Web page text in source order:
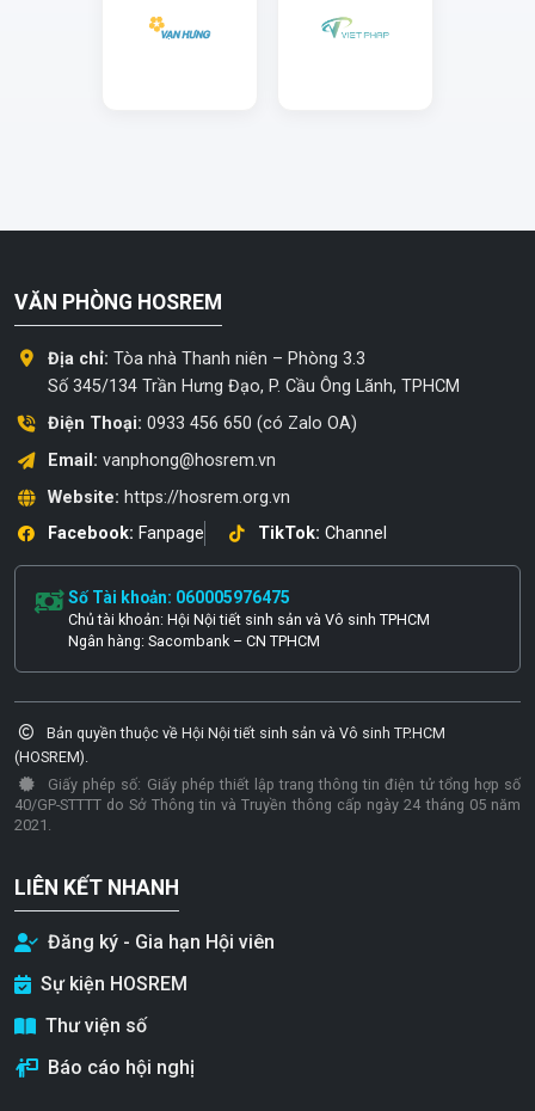
VĂN PHÒNG HOSREM
Địa chỉ: Tòa nhà Thanh niên – Phòng 3.3
Số 345/134 Trần Hưng Đạo, P. Cầu Ông Lãnh, TPHCM
Điện Thoại: 0933 456 650 (có Zalo OA)
Email: vanphong@hosrem.vn
Website: https://hosrem.org.vn
Facebook: Fanpage TikTok: Channel
Số Tài khoản: 060005976475
Chủ tài khoản: Hội Nội tiết sinh sản và Vô sinh TPHCM
Ngân hàng: Sacombank – CN TPHCM
Bản quyền thuộc về Hội Nội tiết sinh sản và Vô sinh TP.HCM
(HOSREM).
Giấy phép số: Giấy phép thiết lập trang thông tin điện tử tổng hợp số
40/GP-STTTT do Sở Thông tin và Truyền thông cấp ngày 24 tháng 05 năm
2021.
LIÊN KẾT NHANH
Đăng ký - Gia hạn Hội viên
Sự kiện HOSREM
Thư viện số
Báo cáo hội nghị